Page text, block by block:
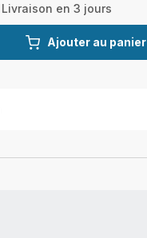
Livraison en 3 jours
Ajouter au panier